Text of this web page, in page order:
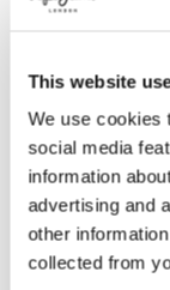
This website
We use cookies
social media
information
advertising and
other
collected from
Guide des tailles